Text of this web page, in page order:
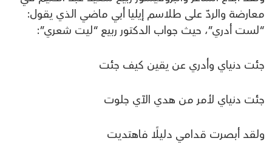
معارضة والردّ على طلاسم إيليا أبي ماضي الذي يقول:
“لست أدري”، حيث جواب الدكتور ربيع “ليت شعري”:
جئت دنياي وأدري عن يقين كيف جئت
جئت دنياي لأمر من هدي الآي جلوت
ولقد أبصرت قدامي دليلًا فاهتديت